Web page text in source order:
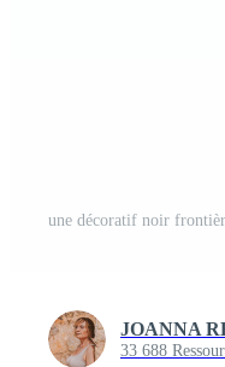
JOANNA
33 688